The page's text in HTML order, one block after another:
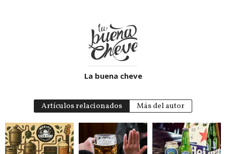
La buena cheve
Artículos relacionados Más del autor